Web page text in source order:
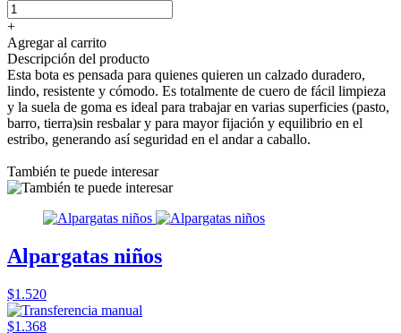
+
Agregar al carrito
Descripción del producto
Esta bota es pensada para quienes quieren un calzado duradero,
lindo, resistente y cómodo. Es totalmente de cuero de fácil limpieza
y la suela de goma es ideal para trabajar en varias superficies (pasto,
barro, tierra)sin resbalar y para mayor fijación y equilibrio en el
estribo, generando así seguridad en el andar a caballo.
También te puede interesar
Alpargatas niños
$1.520
$1.368